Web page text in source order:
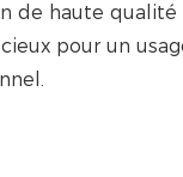
de haute qualité
pour un